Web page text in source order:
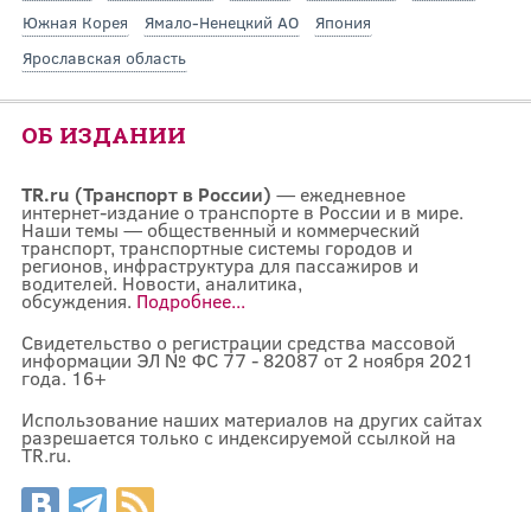
Южная Корея
Ямало-Ненецкий АО
Япония
Ярославская область
ОБ ИЗДАНИИ
TR.ru (Транспорт в России) — ежедневное
интернет-издание о транспорте в России и в мире.
Наши темы — общественный и коммерческий
транспорт, транспортные системы городов и
регионов, инфраструктура для пассажиров и
водителей. Новости, аналитика,
обсуждения. Подробнее...
Свидетельство о регистрации средства массовой
информации ЭЛ № ФС 77 - 82087 от 2 ноября 2021
года. 16+
Использование наших материалов на других сайтах
разрешается только с индексируемой ссылкой на
TR.ru.